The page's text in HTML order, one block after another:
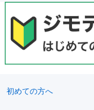
初めての方へ